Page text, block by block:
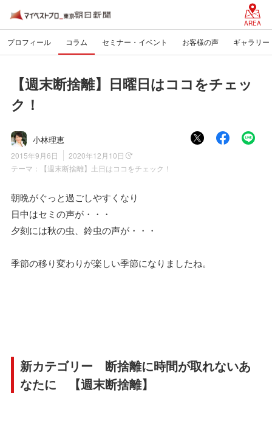
AREA
プロフィール コラム セミナー・イベント お客様の声 ギャラリー
【週末断捨離】日曜日はココをチェッ
ク！
小林理恵
2015年9月6日
2020年12月10日
テーマ：
【週末断捨離】土日はココをチェック！
朝晩がぐっと過ごしやすくなり
日中はセミの声が・・・
夕刻には秋の虫、鈴虫の声が・・・
季節の移り変わりが楽しい季節になりましたね。
新カテゴリー 断捨離に時間が取れないあ
なたに 【週末断捨離】